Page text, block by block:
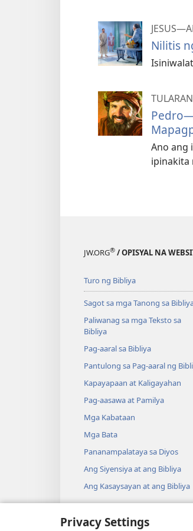
Privacy Settings
Nilitis
Ano ang
ipinakita
JW.ORG® / OPISYAL NA
Turo ng Bibliya
Sagot sa mga Tanong sa
Paliwanag sa mga Teksto sa
Bibliya
Pag-aaral sa Bibliya
Pantulong sa Pag-aaral ng
Kapayapaan at Kaligayahan
Pag-aasawa at Pamilya
Mga Kabataan
Mga Bata
Pananampalataya sa Diyos
Ang Siyensiya at ang Bibliya
Ang Kasaysayan at ang Bibliya